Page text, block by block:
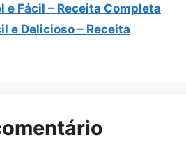
e Fácil – Receita Completa
e Delicioso – Receita